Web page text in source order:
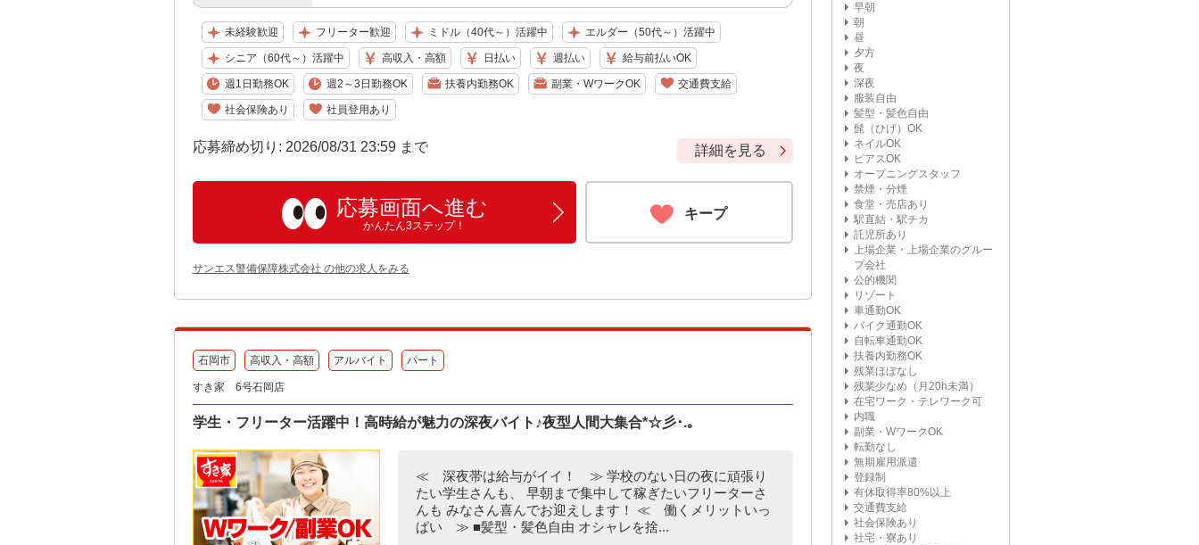
未経験歓迎 フリーター歓迎 ミドル（40代～）活躍中 エルダー（50代～）活躍中
シニア（60代～）活躍中 高収入・高額 日払い 週払い 給与前払いOK
週1日勤務OK 週2～3日勤務OK 扶養内勤務OK 副業・WワークOK 交通費支給
社会保険あり 社員登用あり
応募締め切り: 2026/08/31 23:59 まで 詳細を見る
応募画面へ進む
かんたん3ステップ！
キープ
サンエス警備保障株式会社 の他の求人をみる
石岡市 高収入・高額 アルバイト パート
すき家 6号石岡店
学生・フリーター活躍中！高時給が魅力の深夜バイト♪夜型人間大集合*☆彡･.｡
≪ 深夜帯は給与がイイ！ ≫ 学校のない日の夜に頑張り
たい学生さんも、 早朝まで集中して稼ぎたいフリーターさ
んも みなさん喜んでお迎えします！ ≪ 働くメリットいっ
ぱい ≫ ■髪型・髪色自由 オシャレを捨...
早朝
朝
昼
夕方
夜
深夜
服装自由
髪型・髪色自由
髭（ひげ）OK
ネイルOK
ピアスOK
オープニングスタッフ
禁煙・分煙
食堂・売店あり
駅直結・駅チカ
託児所あり
上場企業・上場企業のグルー
プ会社
公的機関
リゾート
車通勤OK
バイク通勤OK
自転車通勤OK
扶養内勤務OK
残業ほぼなし
残業少なめ（月20h未満）
在宅ワーク・テレワーク可
内職
副業・WワークOK
転勤なし
無期雇用派遣
登録制
有休取得率80%以上
交通費支給
社会保険あり
社宅・寮あり